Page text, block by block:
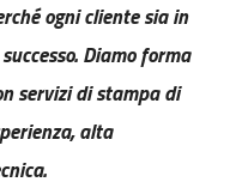
ogni cliente sia in
Diamo forma
servizi di stampa di
alta